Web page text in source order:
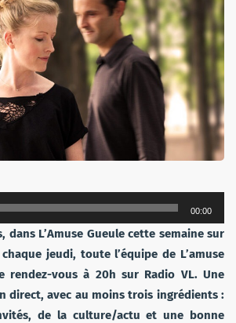
00:00
dans L’Amuse Gueule cette semaine sur
jeudi, toute l’équipe de L’amuse
rendez-vous à 20h sur Radio VL. Une
direct, avec au moins trois ingrédients :
de la culture/actu et une bonne